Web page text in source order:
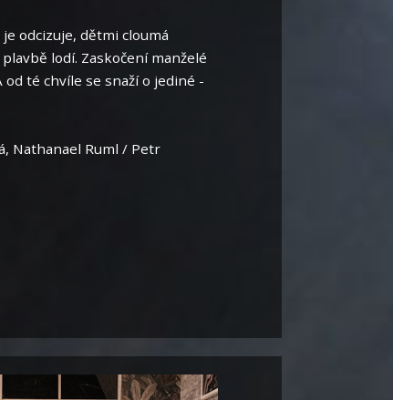
odcizuje, dětmi cloumá
lodí. Zaskočení manželé
té chvíle se snaží o jediné -
Nathanael Ruml / Petr